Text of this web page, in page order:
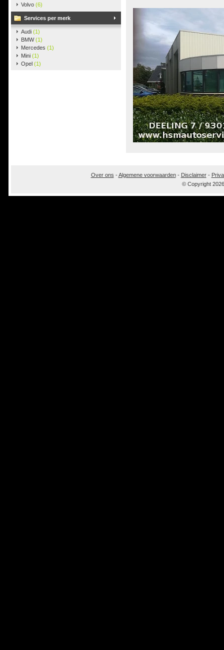
Volvo (6)
Services per merk
Audi (1)
BMW(1)
Mercedes (1)
Mini (1)
Opel (1)
Over ons -Algemene voorwaarden- Disclaimer-
© Copyright